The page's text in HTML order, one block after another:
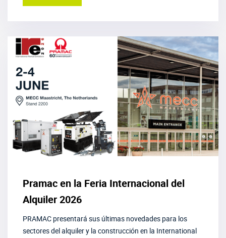
Pramac en la Feria Internacional del
Alquiler 2026
PRAMAC presentará sus últimas novedades para los
sectores del alquiler y la construcción en la International